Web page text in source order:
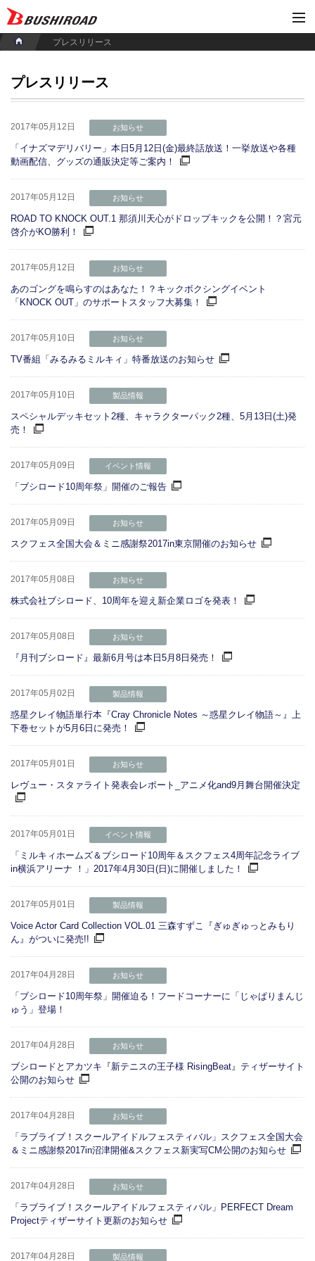
プレスリリース
プレスリリース
2017年05月12日 お知らせ
「イナズマデリバリー」本日5月12日(金)最終話放送！一挙放送や各種
動画配信、グッズの通販決定等ご案内！
2017年05月12日 お知らせ
ROAD TO KNOCK OUT.1 那須川天心がドロップキックを公開！？宮元
啓介がKO勝利！
2017年05月12日 お知らせ
あのゴングを鳴らすのはあなた！？キックボクシングイベント
「KNOCK OUT」のサポートスタッフ大募集！
2017年05月10日 お知らせ
TV番組「みるみるミルキィ」特番放送のお知らせ
2017年05月10日 製品情報
スペシャルデッキセット2種、キャラクターパック2種、5月13日(土)発
売！
2017年05月09日 イベント情報
「ブシロード10周年祭」開催のご報告
2017年05月09日 お知らせ
スクフェス全国大会＆ミニ感謝祭2017in東京開催のお知らせ
2017年05月08日 お知らせ
株式会社ブシロード、10周年を迎え新企業ロゴを発表！
2017年05月08日 お知らせ
『月刊ブシロード』最新6月号は本日5月8日発売！
2017年05月02日 製品情報
惑星クレイ物語単行本『Cray Chronicle Notes ～惑星クレイ物語～』上
下巻セットが5月6日に発売！
2017年05月01日 お知らせ
レヴュー・スタァライト発表会レポート_アニメ化and9月舞台開催決定
2017年05月01日 イベント情報
「ミルキィホームズ＆ブシロード10周年＆スクフェス4周年記念ライブ
in横浜アリーナ ！」2017年4月30日(日)に開催しました！
2017年05月01日 製品情報
Voice Actor Card Collection VOL.01 三森すずこ『ぎゅぎゅっとみもり
ん』がついに発売!!
2017年04月28日 お知らせ
「ブシロード10周年祭」開催迫る！フードコーナーに「じゃぱりまんじ
ゅう」登場！
2017年04月28日 お知らせ
ブシロードとアカツキ『新テニスの王子様 RisingBeat』ティザーサイト
公開のお知らせ
2017年04月28日 お知らせ
「ラブライブ！スクールアイドルフェスティバル」スクフェス全国大会
＆ミニ感謝祭2017in沼津開催&スクフェス新実写CM公開のお知らせ
2017年04月28日 お知らせ
「ラブライブ！スクールアイドルフェスティバル」PERFECT Dream
Projectティザーサイト更新のお知らせ
2017年04月28日 製品情報